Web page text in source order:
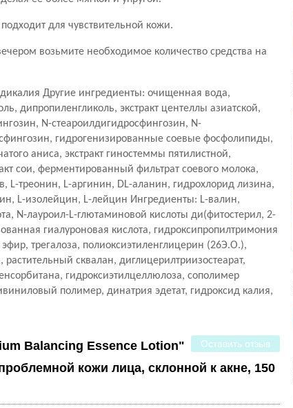
для чувствительной кожи.
возьмите необходимое количество средства на
Другие ингредиенты: очищенная вода,
дипропиленгликоль, экстракт центеллы азиатской,
N-стеароилдигидросфингозин, N-
гидрогенизированные соевые фосфолипиды,
аниса, экстракт гиностеммы пятилистной,
сои, ферментированный фильтрат соевого молока,
L-треонин, L-аргинин, DL-аланин, гидрохлорид лизина,
L-изолейцин, L-лейцин Ингредиенты: L-валин,
N-лауроил-L-глютаминовой кислоты ди(фитостерил, 2-
гиалуроновая кислота, гидроксипропилтримония
трегалоза, полиоксиэтиленглицерин (26Э.О.),
сквалан, диглицерилтриизостеарат,
гидроксиэтилцеллюлоза, сополимер
полимер, динатрия эдетат, гидроксид калия,
Оставить отзыв
Balancing Essence Lotion"
кожи лица, склонной к акне, 150